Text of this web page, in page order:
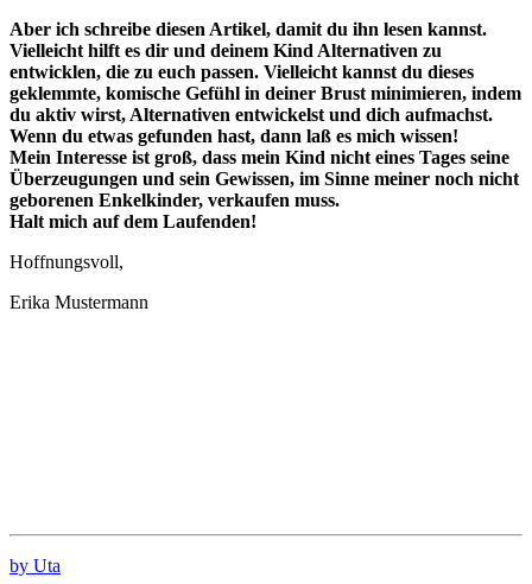
Aber ich schreibe diesen Artikel, damit du ihn lesen kannst.
Vielleicht hilft es dir und deinem Kind Alternativen zu
entwicklen, die zu euch passen. Vielleicht kannst du dieses
geklemmte, komische Gefühl in deiner Brust minimieren, indem
du aktiv wirst, Alternativen entwickelst und dich aufmachst.
Wenn du etwas gefunden hast, dann laß es mich wissen!
Mein Interesse ist groß, dass mein Kind nicht eines Tages seine
Überzeugungen und sein Gewissen, im Sinne meiner noch nicht
geborenen Enkelkinder, verkaufen muss.
Halt mich auf dem Laufenden!
Hoffnungsvoll,
Erika Mustermann
by Uta